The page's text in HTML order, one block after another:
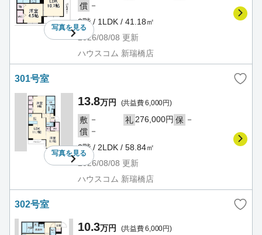
写真を見る
償 －
2階 / 1LDK / 41.18㎡
2026/08/08 更新
ハウスコム 新瑞橋店
301号室
写真を見る
13.8万円 (共益費 6,000円)
敷 － 礼276,000円 保 －
償 －
3階 / 2LDK / 58.84㎡
2026/08/08 更新
ハウスコム 新瑞橋店
302号室
10.3万円 (共益費 6,000円)